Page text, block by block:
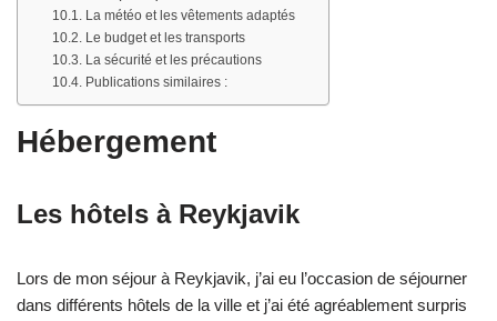
La météo et les vêtements adaptés
Le budget et les transports
La sécurité et les précautions
Publications similaires :
Hébergement
Les hôtels à Reykjavik
Lors de mon séjour à Reykjavik, j’ai eu l’occasion de séjourner
dans différents hôtels de la ville et j’ai été agréablement surpris